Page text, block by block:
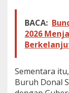
BACA:
2026
Sementara
Buruh Donal